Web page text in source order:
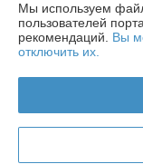
Регистрационный
УНП: 791008744
Регистрационный
Дата регистрации
Ссылка на
Мы используем
пользователей
рекомендаций. Вы
отключить их.